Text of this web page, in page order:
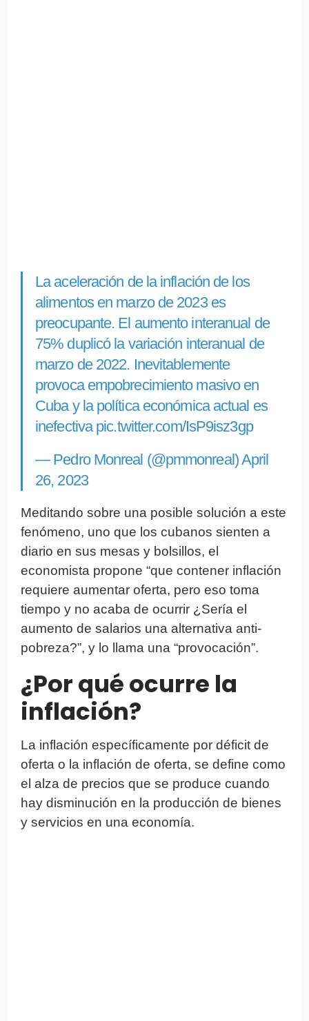
La aceleración de la inflación de los
alimentos en marzo de 2023 es
preocupante. El aumento interanual de
75% duplicó la variación interanual de
marzo de 2022. Inevitablemente
provoca empobrecimiento masivo en
Cuba y la política económica actual es
inefectivapic.twitter.com/IsP9isz3gp
— Pedro Monreal (@pmmonreal)April
26, 2023
Meditando sobre una posible solución a este
fenómeno, uno que los cubanos sienten a
diario en sus mesas y bolsillos, el
economista propone “que contener inflación
requiere aumentar oferta, pero eso toma
tiempo y no acaba de ocurrir ¿Sería el
aumento de salarios una alternativa anti-
pobreza?”, y lo llama una “provocación”.
¿Por qué ocurre la
inflación?
La inflación específicamente por déficit de
oferta o la inflación de oferta, se define como
el alza de precios que se produce cuando
hay disminución en la producción de bienes
y servicios en una economía.